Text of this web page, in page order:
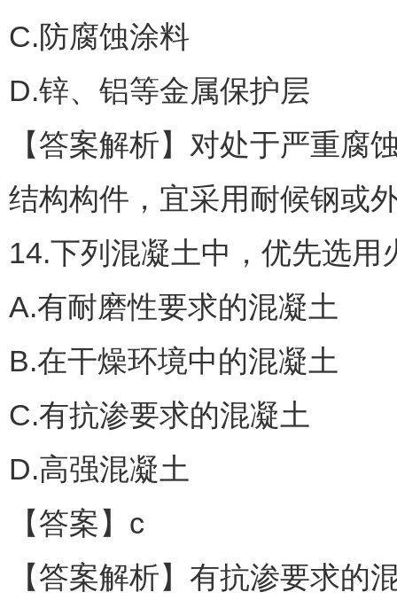
C.防腐蚀涂料
D.锌、铝等金属保护层
【答案解析】对处于严重腐
结构构件，宜采用耐候钢或
14.下列混凝土中，优先选用
A.有耐磨性要求的混凝土
B.在干燥环境中的混凝土
C.有抗渗要求的混凝土
D.高强混凝土
【答案】c
【答案解析】有抗渗要求的